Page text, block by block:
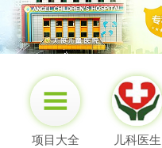
项目大全 儿科医生